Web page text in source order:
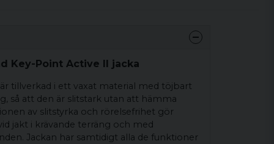
Key-Point Active II jacka
tillverkad i ett vaxat material med töjbart
så att den är slitstark utan att hämma
av slitstyrka och rörelsefrihet gör
jakt i krävande terräng och med
Jackan har samtidigt alla de funktioner